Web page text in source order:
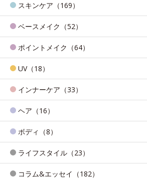
スキンケア（169）
ベースメイク（52）
ポイントメイク（64）
UV（18）
インナーケア（33）
ヘア（16）
ボディ（8）
ライフスタイル（23）
コラム&エッセイ（182）